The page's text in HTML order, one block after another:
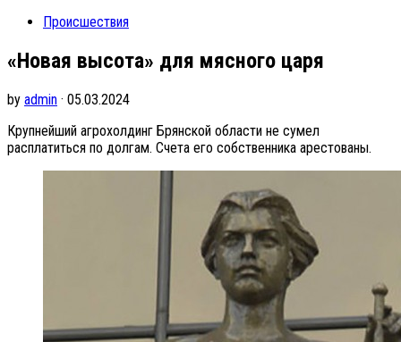
Происшествия
«Новая высота» для мясного царя
by admin · 05.03.2024
Крупнейший агрохолдинг Брянской области не сумел
расплатиться по долгам. Счета его собственника арестованы.